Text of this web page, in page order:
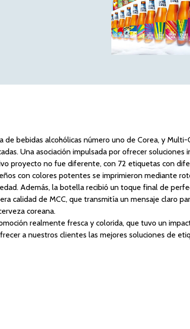
de bebidas alcohólicas número uno de Corea, y
Una asociación impulsada por ofrecer
proyecto no fue diferente, con 72 etiquetas con
con colores potentes se imprimieron mediante
Además, la botella recibió un toque final de
calidad de MCC, que transmitía un mensaje claro
coreana.
realmente fresca y colorida, que tuvo un
a nuestros clientes las mejores soluciones de